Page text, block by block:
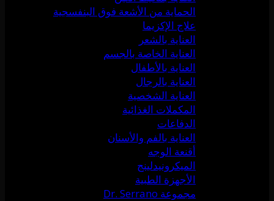
الحماية من الأشعة فوق البنفسجية
علاج الإكزيما
العناية بالشعر
العناية الخاصة بالجسم
العناية بالأطفال
العناية بالرجال
العناية الشخصية
المكملات الغذائية
الدفاعات
العناية بالفم والأسنان
أقنعة الوجه
الميكرونيدلينج
الأجهزة الطبية
مجموعة Dr. Serrano